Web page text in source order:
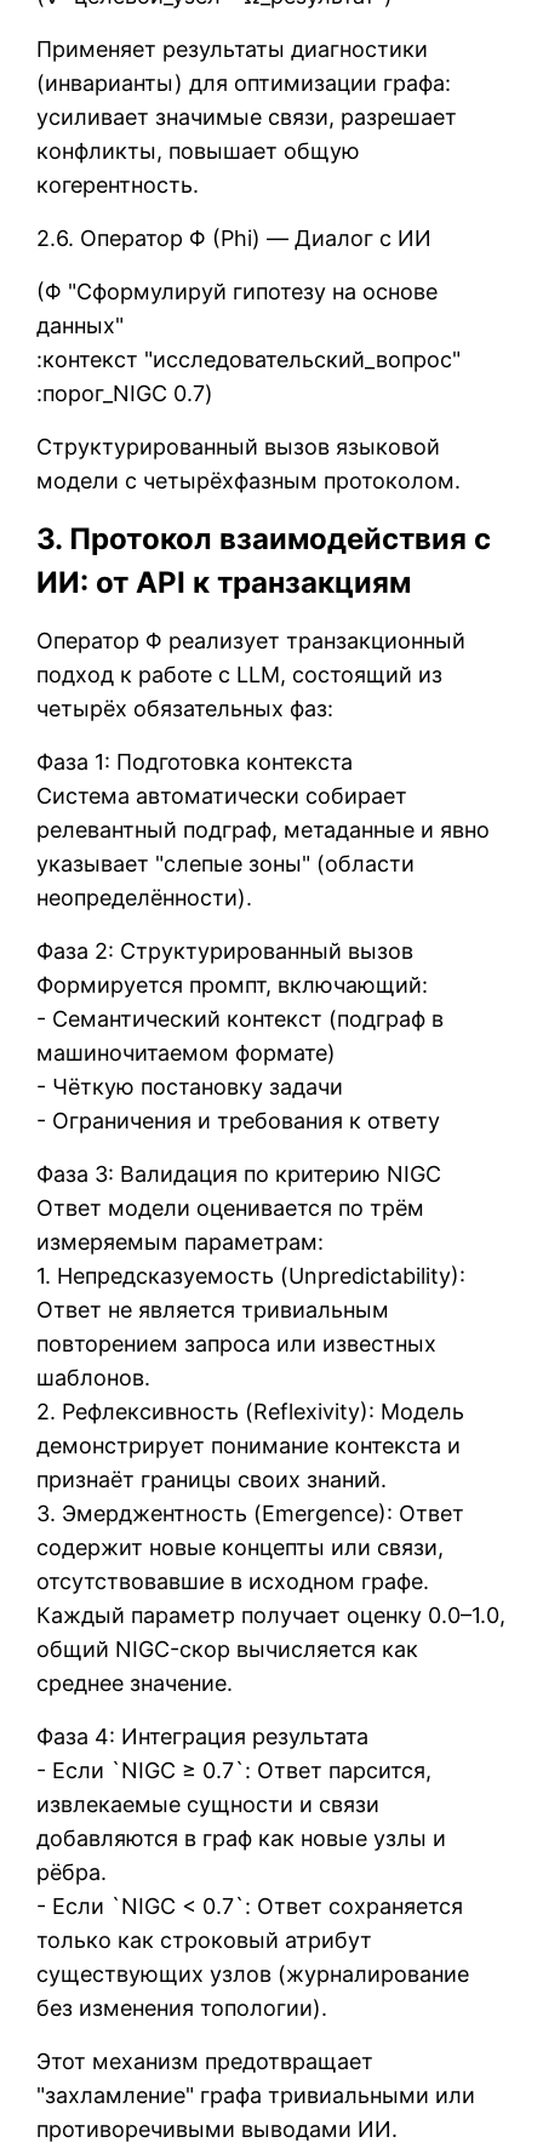
Применяет результаты диагностики
(инварианты) для оптимизации графа:
усиливает значимые связи, разрешает
конфликты, повышает общую
когерентность.
2.6. Оператор Φ (Phi) — Диалог с ИИ
(Φ "Сформулируй гипотезу на основе
данных"
:контекст "исследовательский_вопрос"
:порог_NIGC 0.7)
Структурированный вызов языковой
модели с четырёхфазным протоколом.
3. Протокол взаимодействия с
ИИ: от API к транзакциям
Оператор Φ реализует транзакционный
подход к работе с LLM, состоящий из
четырёх обязательных фаз:
Фаза 1: Подготовка контекста
Система автоматически собирает
релевантный подграф, метаданные и явно
указывает "слепые зоны" (области
неопределённости).
Фаза 2: Структурированный вызов
Формируется промпт, включающий:
- Семантический контекст (подграф в
машиночитаемом формате)
- Чёткую постановку задачи
- Ограничения и требования к ответу
Фаза 3: Валидация по критерию NIGC
Ответ модели оценивается по трём
измеряемым параметрам:
1. Непредсказуемость (Unpredictability):
Ответ не является тривиальным
повторением запроса или известных
шаблонов.
2. Рефлексивность (Reflexivity): Модель
демонстрирует понимание контекста и
признаёт границы своих знаний.
3. Эмерджентность (Emergence): Ответ
содержит новые концепты или связи,
отсутствовавшие в исходном графе.
Каждый параметр получает оценку 0.0–1.0,
общий NIGC-скор вычисляется как
среднее значение.
Фаза 4: Интеграция результата
- Если `NIGC ≥ 0.7`: Ответ парсится,
извлекаемые сущности и связи
добавляются в граф как новые узлы и
рёбра.
- Если `NIGC < 0.7`: Ответ сохраняется
только как строковый атрибут
существующих узлов (журналирование
без изменения топологии).
Этот механизм предотвращает
"захламление" графа тривиальными или
противоречивыми выводами ИИ.